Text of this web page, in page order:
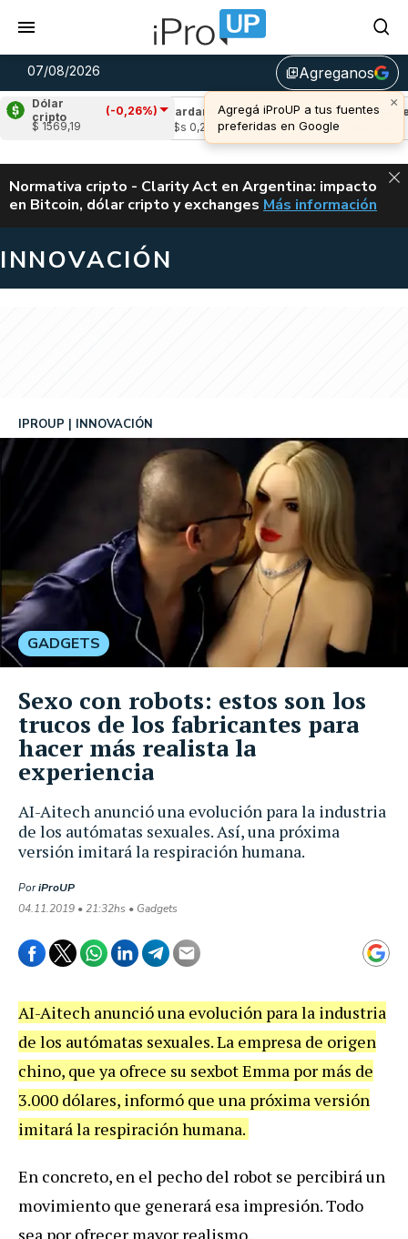
07/08/2026 library_addAgreganos
×
Agregá iProUP a tus fuentes
preferidas en Google
Dólar
cripto
(-0,26%)
$ 1569,19
(-2,17%)
Cardano
(-2,97%)
u$s 0,20
Avalanche
u$s 6,40
ALERTA
Normativa cripto - Clarity Act en Argentina: impacto
en Bitcoin, dólar cripto y exchanges CLARITY ACT EN
Más información
INNOVACIÓN
AI-Aitech anunció una evolución para la industria
de los autómatas sexuales. Así, una próxima
versión imitará la respiración humana.
IPROUP INNOVACIÓN
PoriProUP
04.11.2019 • 21:32hs • Gadgets
GADGETS
Sexo con robots: estos son los
trucos de los fabricantes para
hacer más realista la
experiencia
AI-Aitech anunció una evolución para la industria
de los autómatas sexuales. La empresa de origen
chino, que ya ofrece su sexbot Emma por más de
3.000 dólares, informó que una próxima versión
imitará la respiración humana.
En concreto, en el pecho del robot se percibirá un
movimiento que generará esa impresión. Todo
sea por ofrecer mayor realismo.